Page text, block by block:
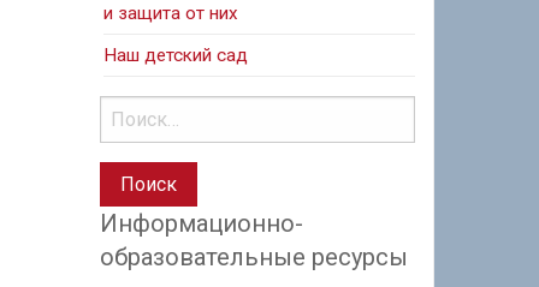
и защита от них
Наш детский сад
Информационно-
образовательные ресурсы